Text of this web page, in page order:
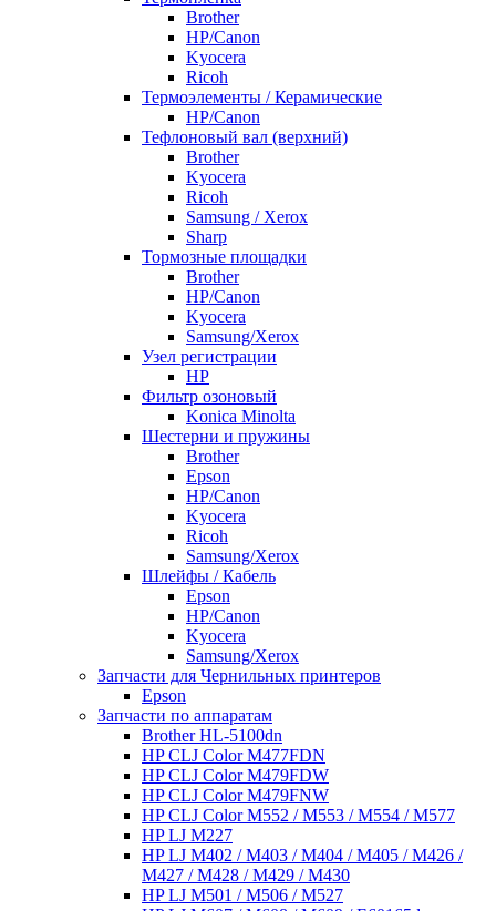
Brother
HP/Canon
Kyocera
Ricoh
Термоэлементы / Керамические
HP/Canon
Тефлоновый вал (верхний)
Brother
Kyocera
Ricoh
Samsung / Xerox
Sharp
Тормозные площадки
Brother
HP/Canon
Kyocera
Samsung/Xerox
Узел регистрации
HP
Фильтр озоновый
Konica Minolta
Шестерни и пружины
Brother
Epson
HP/Canon
Kyocera
Ricoh
Samsung/Xerox
Шлейфы / Кабель
Epson
HP/Canon
Kyocera
Samsung/Xerox
Запчасти для Чернильных принтеров
Epson
Запчасти по аппаратам
Brother HL-5100dn
HP CLJ Color M477FDN
HP CLJ Color M479FDW
HP CLJ Color M479FNW
HP CLJ Color M552 / M553 / M554 / M577
HP LJ M227
HP LJ M402 / M403 / M404 / M405 / M426 /
M427 / M428 / M429 / M430
HP LJ M501 / M506 / M527